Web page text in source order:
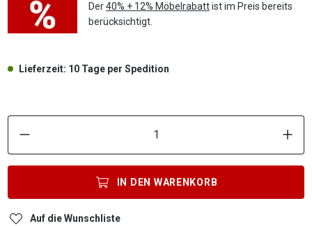
Der40% + 12% Möbelrabattist im Preis bereits
berücksichtigt.
Lieferzeit: 10 Tage per Spedition
IN DEN WARENKORB
Auf die Wunschliste